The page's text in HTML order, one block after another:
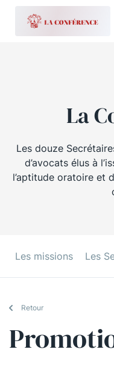
La
Les douze
d’avocats élus à
l’aptitude oratoire et
Les missions Les
Retour